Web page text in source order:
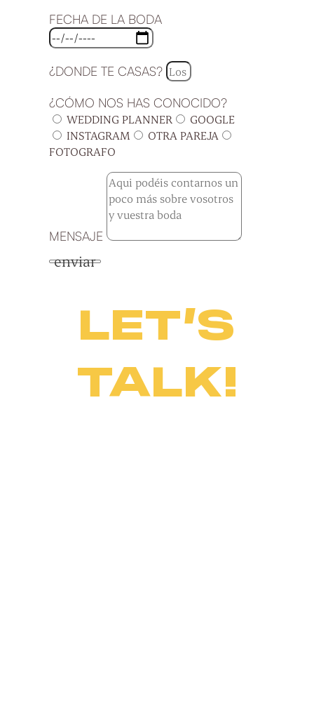
FECHA DE LA BODA
¿DONDE TE CASAS?
¿CÓMO NOS HAS CONOCIDO?
WEDDING PLANNER
GOOGLE
INSTAGRAM
OTRA PAREJA
FOTOGRAFO
MENSAJE
enviar
LET’S
TALK!